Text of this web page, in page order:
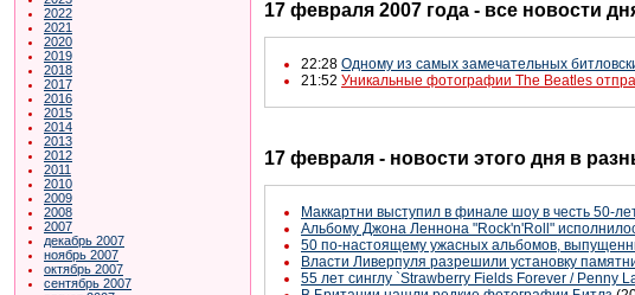
2022
2021
2020
2019
2018
2017
2016
2015
2014
2013
2012
2011
2010
2009
2008
2007
декабрь 2007
ноябрь 2007
октябрь 2007
сентябрь 2007
17 февраля 2007 года - все новости
22:28 Одному из самых замечательных
21:52 Уникальные фотографии The Beatles
17 февраля - новости этого дня в
Маккартни выступил в финале шоу в честь 50-
Альбому Джона Леннона "Rock'n'Roll"
50 по-настоящему ужасных альбомов,
Власти Ливерпуля разрешили установку
55 лет синглу `Strawberry Fields Forever / Penny